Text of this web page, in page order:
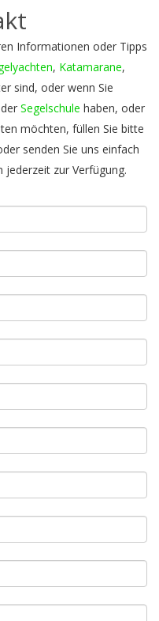
Informationen oder Tipps
, Katamarane,
sind, oder wenn Sie
Segelschule haben, oder
möchten, füllen Sie bitte
senden Sie uns einfach
jederzeit zur Verfügung.